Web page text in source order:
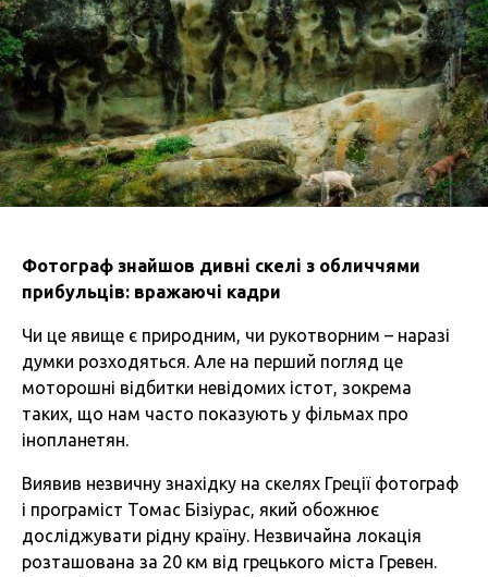
Фотограф знайшов дивні скелі з обличчями
прибульців: вражаючі кадри
Чи це явище є природним, чи рукотворним – наразі
думки розходяться. Але на перший погляд це
моторошні відбитки невідомих істот, зокрема
таких, що нам часто показують у фільмах про
інопланетян.
Виявив незвичну знахідку на скелях Греції фотограф
і програміст Томас Бізіурас, який обожнює
досліджувати рідну країну. Незвичайна локація
розташована за 20 км від грецького міста Гревен.